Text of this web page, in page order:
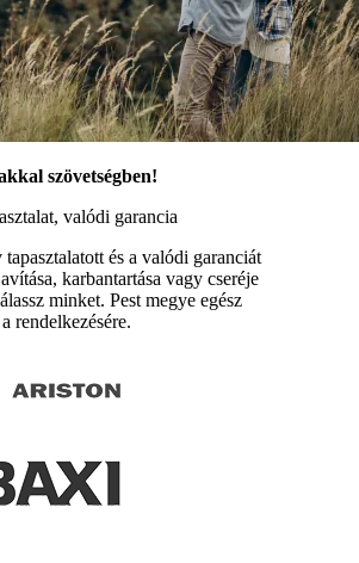
szövetségben!
valódi garancia
és a valódi garanciát
karbantartása vagy cseréje
minket. Pest megye egész
rendelkezésére.